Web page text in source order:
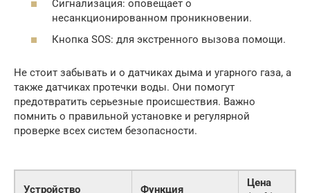
Сигнализация: оповещает о
несанкционированном проникновении.
Кнопка SOS: для экстренного вызова помощи.
Не стоит забывать и о датчиках дыма и угарного газа, а
также датчиках протечки воды. Они помогут
предотвратить серьезные происшествия. Важно
помнить о правильной установке и регулярной
проверке всех систем безопасности.
Устройство Функция
Цена